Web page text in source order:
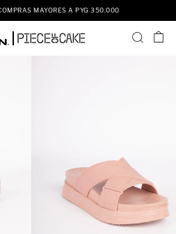
MAYORES A PYG 350.000